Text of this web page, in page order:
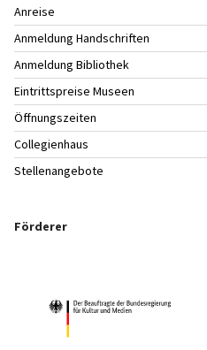
Anreise
Anmeldung Handschriften
Anmeldung Bibliothek
Eintrittspreise Museen
Öffnungszeiten
Collegienhaus
Stellenangebote
Förderer